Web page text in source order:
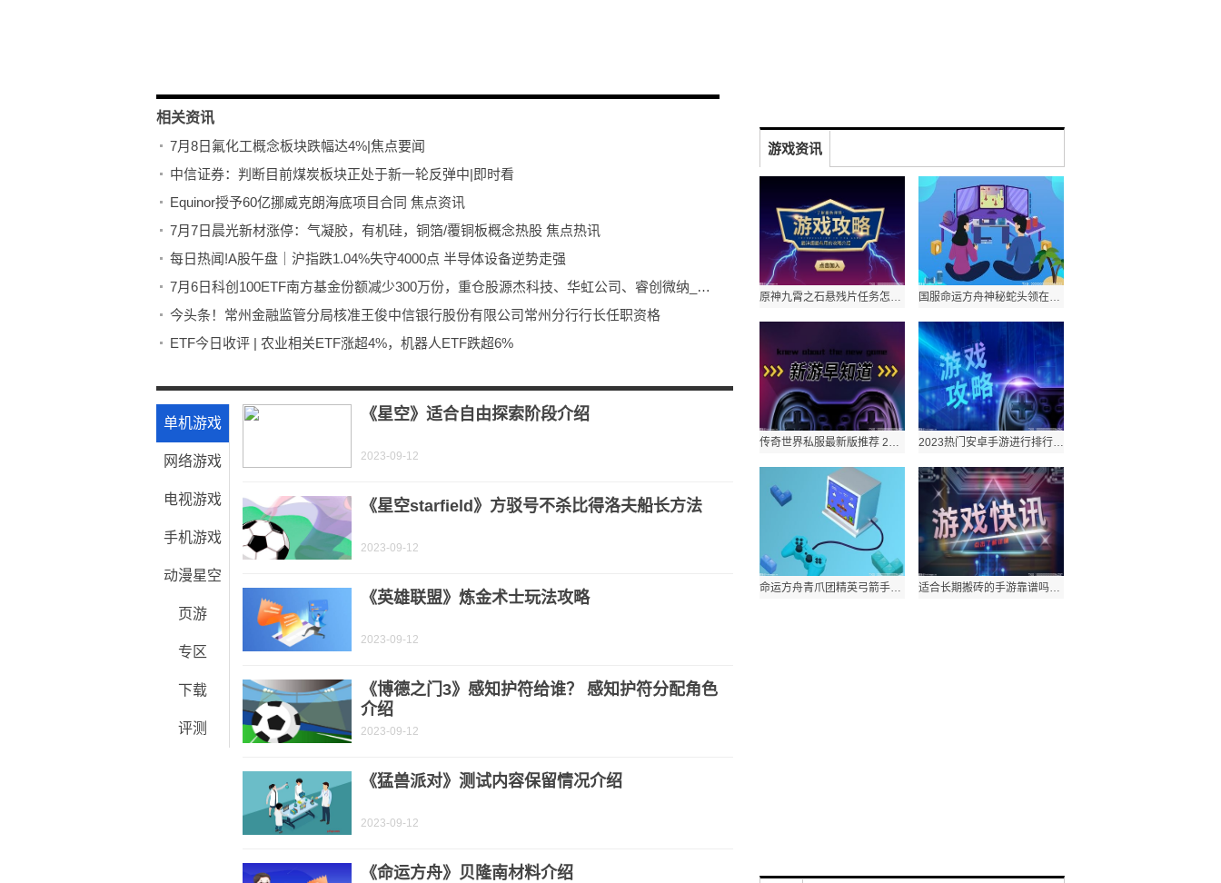
相关资讯
7月8日氟化工概念板块跌幅达4%|焦点要闻
中信证券：判断目前煤炭板块正处于新一轮反弹中|即时看
Equinor授予60亿挪威克朗海底项目合同 焦点资讯
7月7日晨光新材涨停：气凝胶，有机硅，铜箔/覆铜板概念热股 焦点热讯
每日热闻!A股午盘｜沪指跌1.04%失守4000点 半导体设备逆势走强
7月6日科创100ETF南方基金份额减少300万份，重仓股源杰科技、华虹公司、睿创微纳_今日要闻
今头条！常州金融监管分局核准王俊中信银行股份有限公司常州分行行长任职资格
ETF今日收评 | 农业相关ETF涨超4%，机器人ETF跌超6%
单机游戏
网络游戏
电视游戏
手机游戏
动漫星空
页游
专区
下载
评测
《星空》适合自由探索阶段介绍
2023-09-12
《星空starfield》方驳号不杀比得洛夫船长方法
2023-09-12
《英雄联盟》炼金术士玩法攻略
2023-09-12
《博德之门3》感知护符给谁？ 感知护符分配角色
介绍
2023-09-12
《猛兽派对》测试内容保留情况介绍
2023-09-12
《命运方舟》贝隆南材料介绍
游戏资讯
原神九霄之石悬残片任务怎么接 原神找村长怎么触发不了原因有哪些？ 国服命运方舟神秘蛇头领在哪 命运方舟什么时间全面开放？
传奇世界私服最新版推荐 2023仙侠游戏精选有哪些？ 2023热门安卓手游进行排行的方法有哪些？目前最火热的人气手游top10介绍
命运方舟青爪团精英弓箭手位置介绍 命运方舟搬砖一小时多少钱？ 适合长期搬砖的手游靠谱吗？适合一个人长期玩的手游安卓的分享